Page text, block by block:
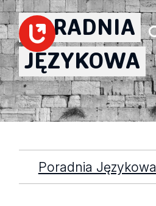
PORADNIA
JĘZYKOWA
Poradnia Językowa